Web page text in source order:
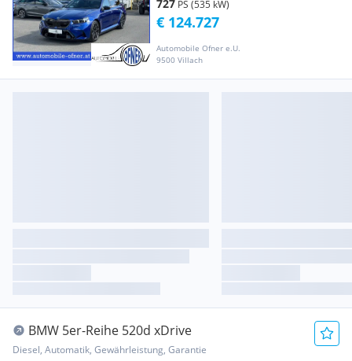
727 PS (535 kW)
Automobile Ofner e.U.
9500 Villach
€ 124.727
BMW 5er-Reihe 520d xDrive
Diesel, Automatik, Gewährleistung, Garantie